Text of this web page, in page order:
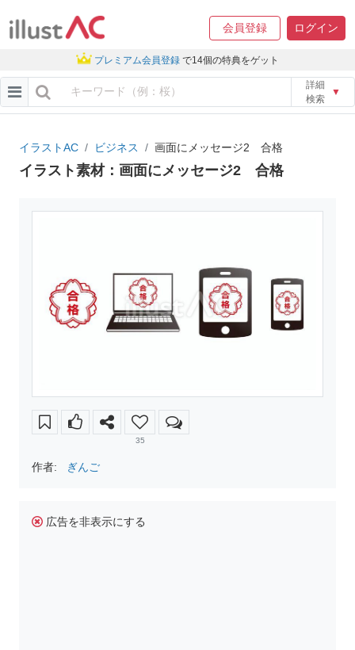
会員登録 ログイン
プレミアム会員登録 で14個の特典をゲット
詳細
検索
▼
イラストAC ビジネス 画面にメッセージ2 合格
イラスト素材：画面にメッセージ2 合格
35
作者: ぎんご
広告を非表示にする